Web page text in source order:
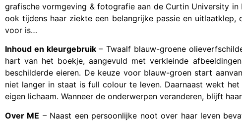
grafische vormgeving & fotografie aan de Curtin University
ook tijdens haar ziekte een belangrijke passie en
voor is…
Inhoud en kleurgebruik– Twaalf blauw-groene
hart van het boekje, aangevuld met verkleinde
beschilderde eieren. De keuze voor blauw-groen start
niet langer in staat is full colour te leven. Daarnaast wekt
eigen lichaam. Wanneer de onderwerpen veranderen, blijft
Over ME – Naast een persoonlijke noot over haar leven